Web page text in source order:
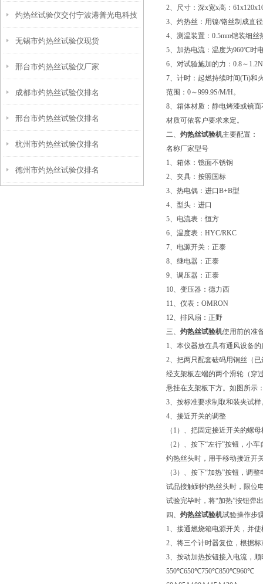
灼热丝试验仪交付宁波港普光电科技
正常运行
无锡市灼热丝试验仪现货
邢台市灼热丝试验仪厂家
成都市灼热丝试验仪排名
邢台市灼热丝试验仪排名
杭州市灼热丝试验仪排名
德州市灼热丝试验仪排名
2、尺寸：深x宽x高：
3、灼热丝：用镍/铬丝制成直
4、测温装置：0.5mm铠装细
5、加热电流：温度为960℃时
6、对试验施加的力：0.8～
7、计时：起燃持续时间(Ti)和
范围：0～999.9S/M/H。
8、箱体材质：静电烤漆或镜
材质可依客户要求来定。
二、 灼热丝试验机主要配置：
名称厂家型号
1、箱体：镜面不锈钢
2、夹具：按照国标
3、热电偶：进口B+B型
4、型头：进口
5、电流表：恒方
6、温度表：HYC/RKC
7、电源开关：正泰
8、继电器：正泰
9、调压器：正泰
10、变压器：德力西
11、仪表：OMRON
12、排风扇：正野
三、 灼热丝试验机使用前的准
1、本仪器放在具有通风设备
2、把两只配套砝码用铜丝（
经支架板左端的两个滑轮（穿
悬挂在支架板下方。如图所示
3、按标准要求制取和装夹试样
4、接近开关的调整
（1）、把固定接近开关的螺
（2）、按下“左行”按钮，小
灼热丝头时，用手移动接近开
（3）、按下“加热”按钮，调
试品接触到灼热丝头时，限位
试验完毕时，将“加热”按钮弹
四、 灼热丝试验机试验操作步
1、接通燃烧箱电源开关，并
2、将三个计时器复位，根据
3、按动加热按钮接入电流，
550℃650℃750℃850℃960℃